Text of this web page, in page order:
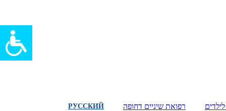
רפואת שיניים דחופה РУССКИЙ